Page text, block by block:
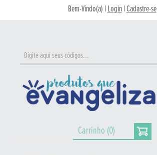
Bem-Vindo(a) |Login|Cadastre-se
Carrinho (0)